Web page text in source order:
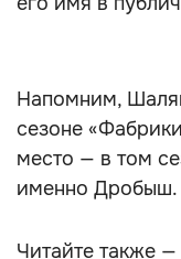
Напомним,
сезоне
место — в том
именно Дробыш.
Читайте также —